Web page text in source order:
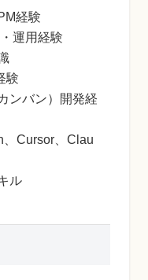
経験
運用経験
験
ンバン）開発経
、Cursor、Clau
ル